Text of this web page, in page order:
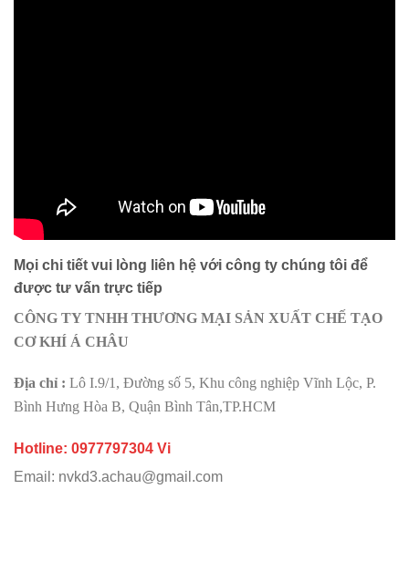
Mọi chi tiết vui lòng liên hệ với công ty chúng tôi để
được tư vấn trực tiếp
CÔNG TY TNHH THƯƠNG MẠI SẢN XUẤT CHẾ TẠO
CƠ KHÍ Á CHÂU
Địa chỉ : Lô I.9/1, Đường số 5, Khu công nghiệp Vĩnh Lộc, P.
Bình Hưng Hòa B, Quận Bình Tân,TP.HCM
Hotline: 0977797304 Vi
Email: nvkd3.achau@gmail.com